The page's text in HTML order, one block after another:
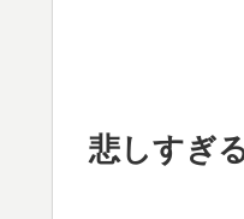
悲しすぎ